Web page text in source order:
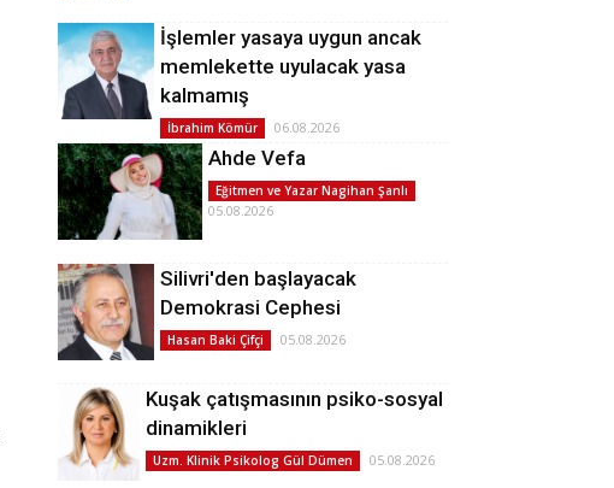
İşlemler yasaya uygun ancak
memlekette uyulacak yasa
kalmamış
İbrahim Kömür 06.08.2026
Ahde Vefa
Eğitmen ve Yazar Nagihan Şanlı
05.08.2026
Silivri'den başlayacak
Demokrasi Cephesi
Hasan Baki Çifçi 05.08.2026
Kuşak çatışmasının psiko-sosyal
dinamikleri
Uzm. Klinik Psikolog Gül Dümen 05.08.2026